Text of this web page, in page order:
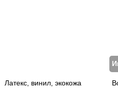
Латекс, винил, экокожа